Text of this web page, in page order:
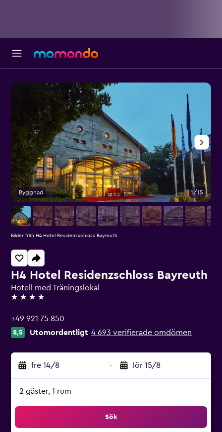
H4 Hotel Residenzschloss Bayreuth
Hotell med Träningslokal
4 stjärnor
+49 921 75 850
8,5 Utomordentligt 4 693 verifierade omdömen
fre 14/8 - lör 15/8
2 gäster, 1 rum
Sök
Byggnad 1/15
Bilder från H4 Hotel Residenzschloss Bayreuth